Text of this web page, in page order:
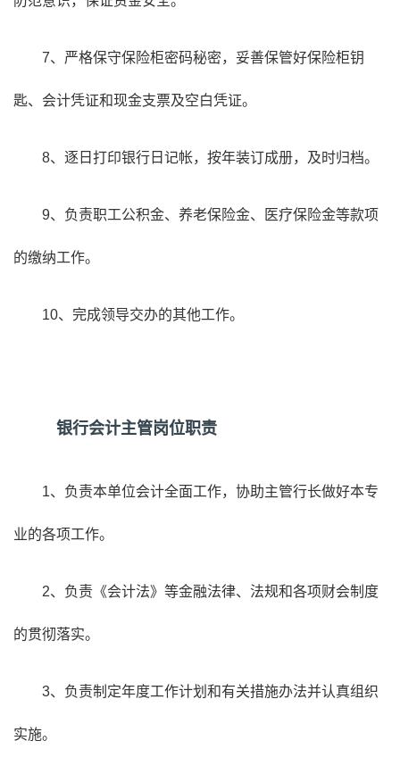
7、严格保守保险柜密码秘密，妥善保管好保险柜钥
匙、会计凭证和现金支票及空白凭证。
8、逐日打印银行日记帐，按年装订成册，及时归档。
9、负责职工公积金、养老保险金、医疗保险金等款项
的缴纳工作。
10、完成领导交办的其他工作。
银行会计主管岗位职责
1、负责本单位会计全面工作，协助主管行长做好本专
业的各项工作。
2、负责《会计法》等金融法律、法规和各项财会制度
的贯彻落实。
3、负责制定年度工作计划和有关措施办法并认真组织
实施。